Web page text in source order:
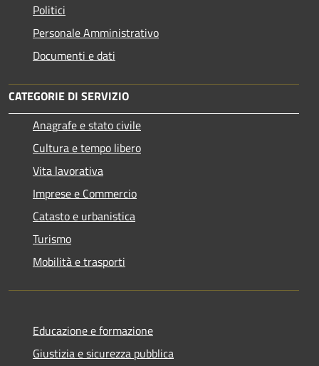
Politici
Personale Amministrativo
Documenti e dati
CATEGORIE DI SERVIZIO
Anagrafe e stato civile
Cultura e tempo libero
Vita lavorativa
Imprese e Commercio
Catasto e urbanistica
Turismo
Mobilità e trasporti
Educazione e formazione
Giustizia e sicurezza pubblica